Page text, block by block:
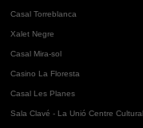
Casal Torreblanca
Xalet Negre
Casal Mira-sol
Casino La Floresta
Casal Les Planes
Sala Clavé - La Unió Centre Cultural